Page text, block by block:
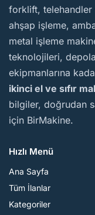
forklift, telehandler
ahşap işleme,
metal işleme
teknolojileri,
ekipmanlarına
ikinci el ve sıfır
bilgiler, doğrudan
için BirMakine.
Hızlı Menü
Ana Sayfa
Tüm İlanlar
Kategoriler